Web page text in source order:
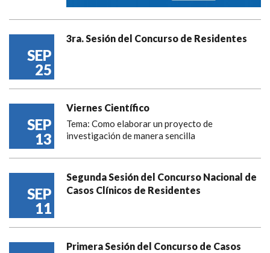
SEP
25
3ra. Sesión del Concurso de Residentes
SEP
13
Viernes Científico
Tema: Como elaborar un proyecto de
investigación de manera sencilla
SEP
11
Segunda Sesión del Concurso Nacional de
Casos Clínicos de Residentes
Primera Sesión del Concurso de Casos